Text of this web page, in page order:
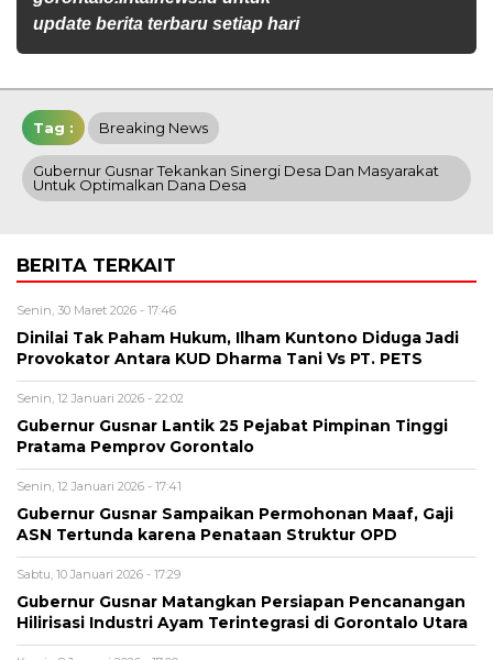
update berita terbaru setiap hari
Tag : Breaking News
Gubernur Gusnar Tekankan Sinergi Desa Dan Masyarakat
Untuk Optimalkan Dana Desa
BERITA TERKAIT
Senin, 30 Maret 2026 - 17:46
Dinilai Tak Paham Hukum, Ilham Kuntono Diduga Jadi
Provokator Antara KUD Dharma Tani Vs PT. PETS
Senin, 12 Januari 2026 - 22:02
Gubernur Gusnar Lantik 25 Pejabat Pimpinan Tinggi
Pratama Pemprov Gorontalo
Senin, 12 Januari 2026 - 17:41
Gubernur Gusnar Sampaikan Permohonan Maaf, Gaji
ASN Tertunda karena Penataan Struktur OPD
Sabtu, 10 Januari 2026 - 17:29
Gubernur Gusnar Matangkan Persiapan Pencanangan
Hilirisasi Industri Ayam Terintegrasi di Gorontalo Utara